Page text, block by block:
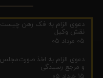
دعوی الزام به فک رهن
نقش وکیل
۰۵ مرداد ۰۵
دعوی الزام به اخذ صورت‌مجلس
و مرجع رسیدگی